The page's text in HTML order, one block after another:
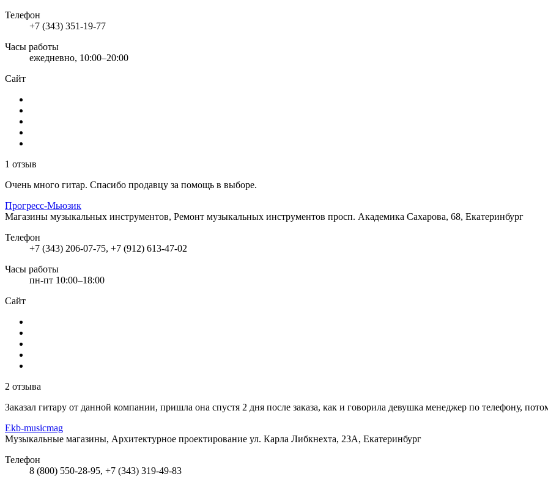
Телефон
+7 (343) 351-19-77
Часы работы
ежедневно, 10:00–20:00
Сайт
1 отзыв
Очень много гитар. Спасибо продавцу за помощь в выборе.
Прогресс-Мьюзик
Магазины музыкальных инструментов, Ремонт музыкальных инструментов просп. Академика Сахарова, 68, Екатеринбург
Телефон
+7 (343) 206-07-75, +7 (912) 613-47-02
Часы работы
пн-пт 10:00–18:00
Сайт
2 отзыва
Заказал гитару от данной компании, пришла она спустя 2 дня после заказа, как и говорила девушка менеджер по телефону,
Ekb-musicmag
Музыкальные магазины, Архитектурное проектирование ул. Карла Либкнехта, 23А, Екатеринбург
Телефон
8 (800) 550-28-95, +7 (343) 319-49-83